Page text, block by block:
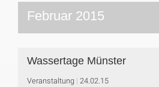
Februar 2015
Wassertage Münster
Veranstaltung 24.02.15